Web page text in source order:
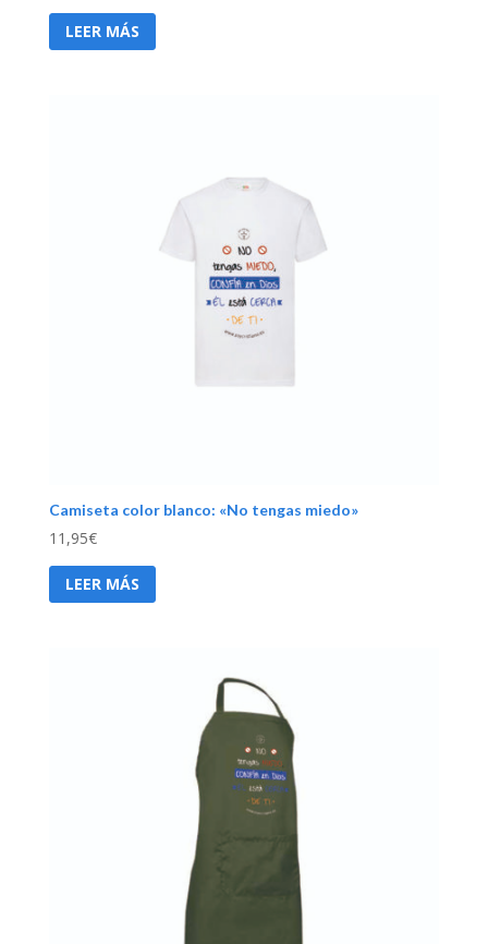
LEER MÁS
Camiseta color blanco: «No tengas miedo»
11,95€
LEER MÁS